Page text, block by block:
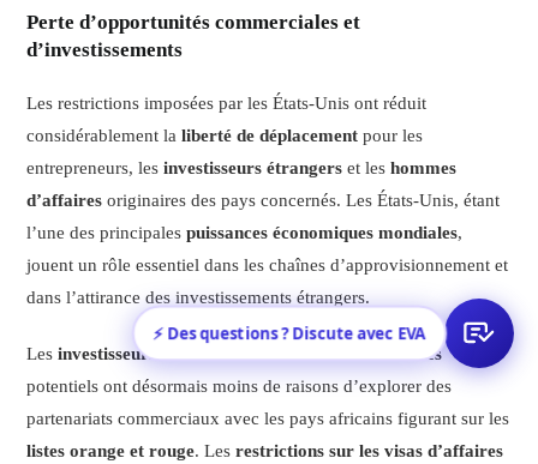
Perte d’opportunités commerciales et
d’investissements
Les restrictions imposées par les États-Unis ont réduit
considérablement laliberté de déplacement pour les
entrepreneurs, lesinvestisseurs étrangers et leshommes
d’affaires originaires des pays concernés. Les États-Unis, étant
l’une des principalespuissances économiques mondiales,
jouent un rôle essentiel dans les chaînes d’approvisionnement et
dans l’attirance des investissements étrangers.
Lesinvestisseurs américains
hommes d’affaires
potentiels ont désormais moins de raisons d’explorer des
partenariats commerciaux avec les pays africains figurant sur les
listes orange et rouge. Lesrestrictions sur les visas d’affaires
⚡ Des questions ? Discute avec EVA